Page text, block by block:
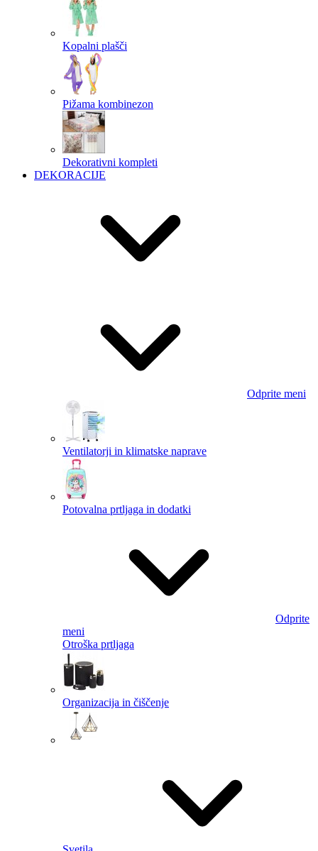
Kopalni plašči
Pižama kombinezon
Dekorativni kompleti
DEKORACIJE
Odprite meni
Ventilatorji in klimatske naprave
Potovalna prtljaga in dodatki
Odprite
meni
Otroška prtljaga
Organizacija in čiščenje